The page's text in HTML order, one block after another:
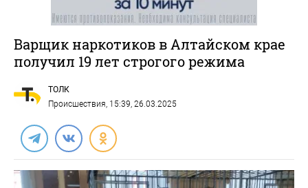
Варщик наркотиков в Алтайском крае
получил 19 лет строгого режима
ТОЛК
Происшествия, 15:39, 26.03.2025